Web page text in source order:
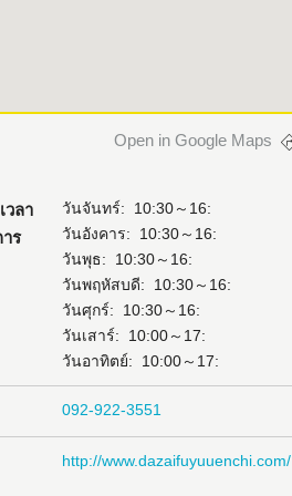
Open in Google Maps
วลา
ร
วันจันทร์: 10:30～16:
วันอังคาร: 10:30～16:
วันพุธ: 10:30～16:
วันพฤหัสบดี: 10:30～16:
วันศุกร์: 10:30～16:
วันเสาร์: 10:00～17:
วันอาทิตย์: 10:00～17:
092-922-3551
http://www.dazaifuyuuenchi.com/